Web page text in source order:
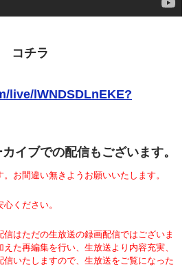
コチラ
live/lWNDSDLnEKE?
イブでの配信もございます。
お間違い無きようお願いいたします。
ください。
はただの生放送の録画配信ではございま
た再編集を行い、生放送より内容充実、
いたしますので、生放送をご覧になった